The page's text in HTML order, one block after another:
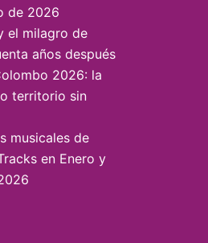
de 2026
el milagro de
años después
2026: la
territorio sin
musicales de
en Enero y